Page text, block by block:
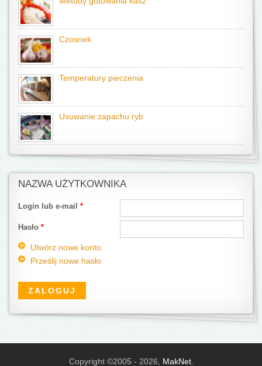
Czosnek
Temperatury pieczenia
Usuwanie zapachu ryb
NAZWA UŻYTKOWNIKA
Login lub e-mail *
Hasło *
Utwórz nowe konto
Prześlij nowe hasło
Copyright ©2005 - 2026, MakNet.